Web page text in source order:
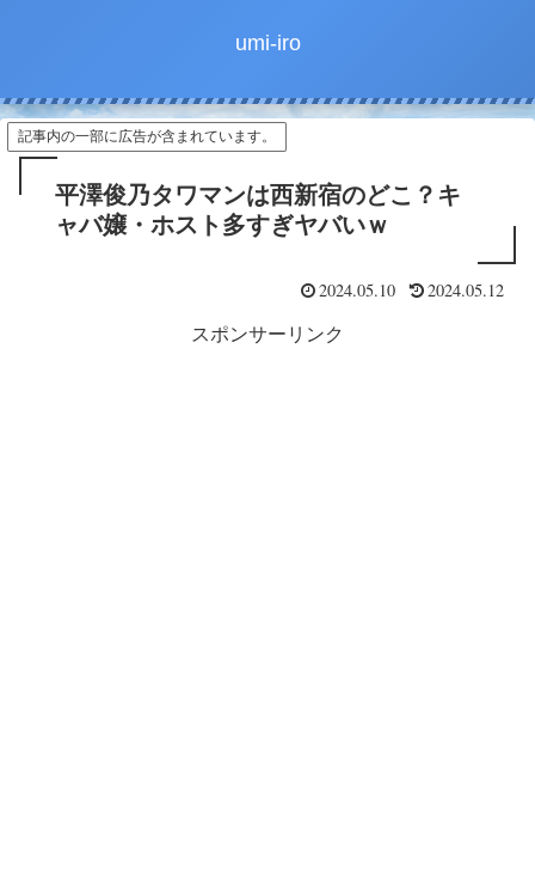
umi-iro
記事内の一部に広告が含まれています。
平澤俊乃タワマンは西新宿のどこ？キ
ャバ嬢・ホスト多すぎヤバいｗ
2024.05.10 2024.05.12
スポンサーリンク